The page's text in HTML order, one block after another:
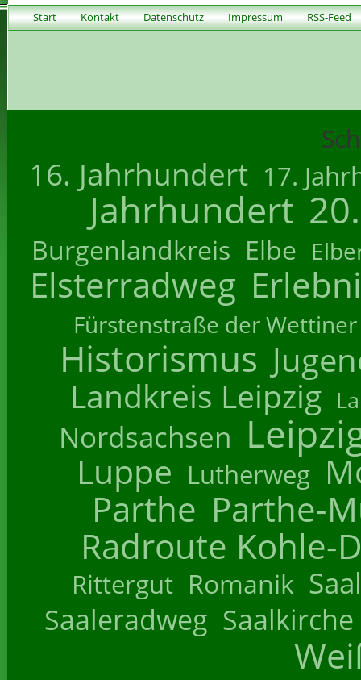
Start Kontakt Datenschutz Impressum RSS-Feed
16. Jahrhundert 17.
Jahrhundert
Burgenlandkreis Elbe
Elsterradweg
Fürstenstraße der Wettiner
Historismus
Landkreis Leipzig
Nordsachsen
Luppe Lutherweg
Parthe Parthe-
Radroute Kohle-
Rittergut Romanik
Saaleradweg Saalkirche